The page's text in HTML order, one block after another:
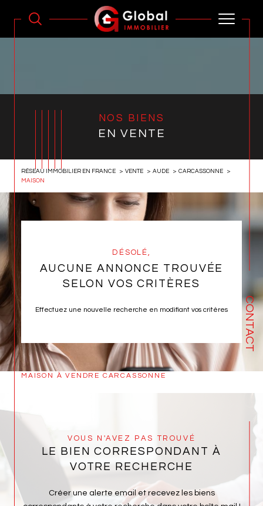
CONTACT
NOS BIENS
EN VENTE
RÉSEAU IMMOBILIER EN FRANCE VENTE AUDE
CARCASSONNE
MAISON
DÉSOLÉ,
AUCUNE ANNONCE TROUVÉE
SELON VOS CRITÈRES
Effectuez une nouvelle recherche en modifiant vos critères
MAISON À VENDRE CARCASSONNE
VOUS N'AVEZ PAS TROUVÉ
LE BIEN CORRESPONDANT À
VOTRE RECHERCHE
Créer une alerte email et recevez les biens